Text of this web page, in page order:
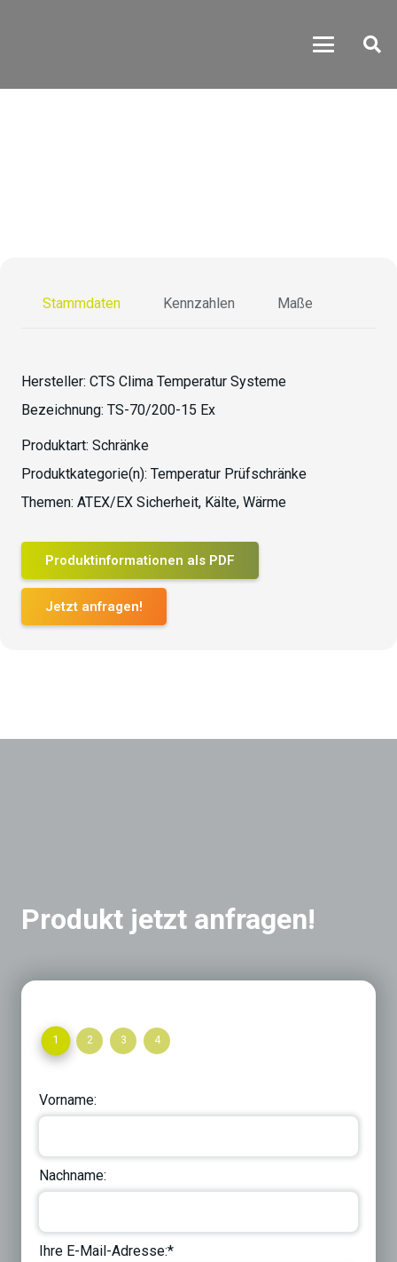
Stammdaten Kennzahlen Maße
Hersteller: CTS Clima Temperatur Systeme
Bezeichnung: TS-70/200-15 Ex
Produktart: Schränke
Produktkategorie(n): Temperatur Prüfschränke
Themen: ATEX/EX Sicherheit, Kälte, Wärme
Produktinformationen als PDF
Jetzt anfragen!
Produkt jetzt anfragen!
1 2 3 4
Vorname:
Nachname:
Ihre E-Mail-Adresse:*